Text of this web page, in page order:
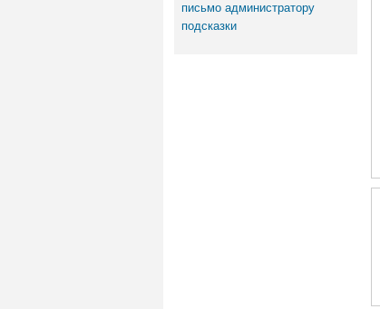
письмо администратору
подсказки